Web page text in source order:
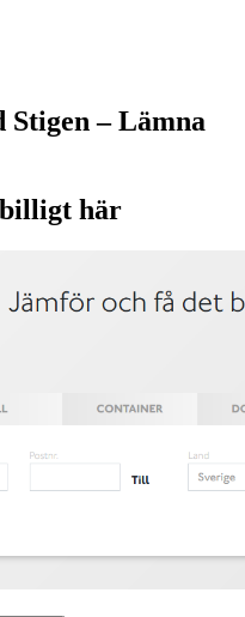
– Lämna
här